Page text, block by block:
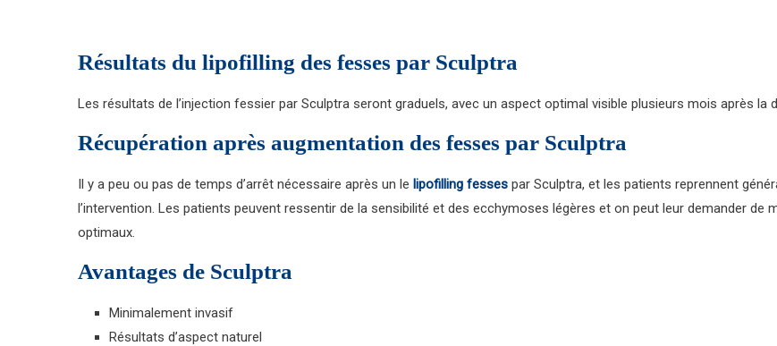
Résultats du lipofilling des fesses par Sculptra
Les résultats de l’injection fessier par Sculptra seront graduels, avec un aspect optimal visible plusieurs mois après la
Récupération après augmentation des fesses par Sculptra
Il y a peu ou pas de temps d’arrêt nécessaire après un le lipofilling fesses par Sculptra, et les patients reprennent
l’intervention. Les patients peuvent ressentir de la sensibilité et des ecchymoses légères et on peut leur demander
optimaux.
Avantages de Sculptra
Minimalement invasif
Résultats d’aspect naturel